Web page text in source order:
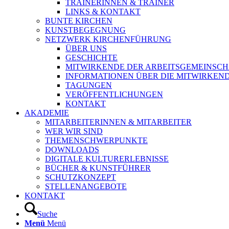
TRAINERINNEN & TRAINER
LINKS & KONTAKT
BUNTE KIRCHEN
KUNSTBEGEGNUNG
NETZWERK KIRCHENFÜHRUNG
ÜBER UNS
GESCHICHTE
MITWIRKENDE DER
INFORMATIONEN ÜBER DIE
TAGUNGEN
VERÖFFENTLICHUNGEN
KONTAKT
AKADEMIE
MITARBEITERINNEN & MITARBEITER
WER WIR SIND
THEMENSCHWERPUNKTE
DOWNLOADS
DIGITALE KULTURERLEBNISSE
BÜCHER & KUNSTFÜHRER
SCHUTZKONZEPT
STELLENANGEBOTE
KONTAKT
Suche
Menü Menü